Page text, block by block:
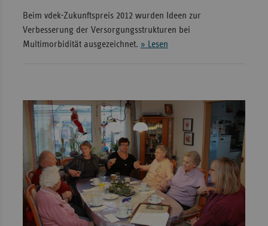
Beim vdek-Zukunftspreis 2012 wurden Ideen zur
Verbesserung der Versorgungsstrukturen bei
Multimorbidität ausgezeichnet. » Lesen